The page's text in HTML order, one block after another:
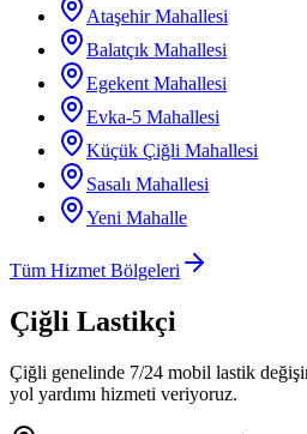
Ataşehir Mahallesi
Balatçık Mahallesi
Egekent Mahallesi
Evka-5 Mahallesi
Küçük Çiğli Mahallesi
Sasalı Mahallesi
Yeni Mahalle
Tüm Hizmet Bölgeleri
Çiğli Lastikçi
Çiğli genelinde 7/24 mobil lastik
yol yardımı hizmeti veriyoruz.